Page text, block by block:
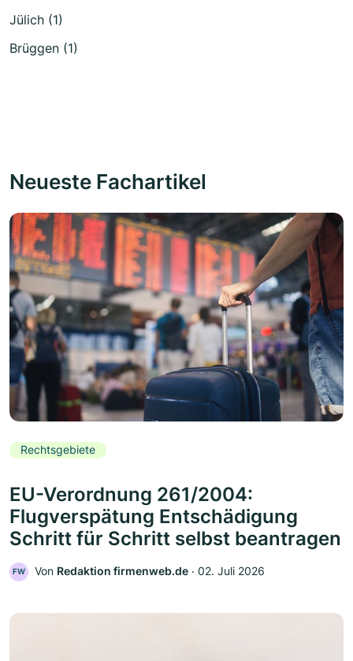
Jülich (1)
Brüggen (1)
Neueste Fachartikel
Rechtsgebiete
EU-Verordnung 261/2004:
Flugverspätung Entschädigung
Schritt für Schritt selbst beantragen
FW Von Redaktion firmenweb.de ‧ 02. Juli 2026